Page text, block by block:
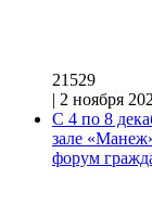
21529
| 2 ноября
С 4 по 8
зале
форум